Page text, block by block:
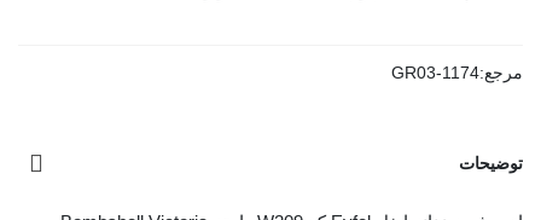
مرجع:GR03-1174
توضیحات